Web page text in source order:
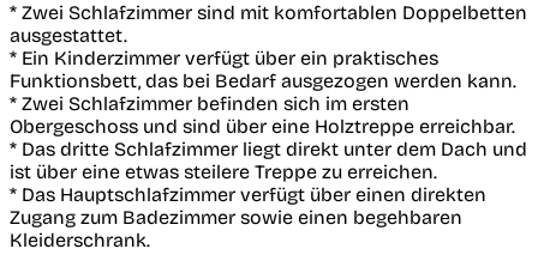
* Zwei Schlafzimmer sind mit komfortablen Doppelbetten
ausgestattet.
* Ein Kinderzimmer verfügt über ein praktisches
Funktionsbett, das bei Bedarf ausgezogen werden kann.
* Zwei Schlafzimmer befinden sich im ersten
Obergeschoss und sind über eine Holztreppe erreichbar.
* Das dritte Schlafzimmer liegt direkt unter dem Dach und
ist über eine etwas steilere Treppe zu erreichen.
* Das Hauptschlafzimmer verfügt über einen direkten
Zugang zum Badezimmer sowie einen begehbaren
Kleiderschrank.